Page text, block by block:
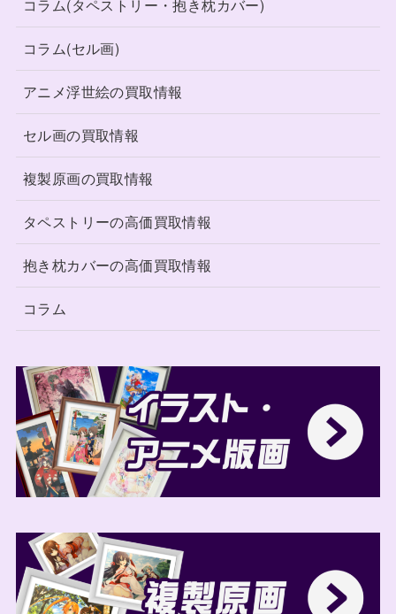
コラム(タペストリー・抱き枕カバー)
コラム(セル画)
アニメ浮世絵の買取情報
セル画の買取情報
複製原画の買取情報
タペストリーの高価買取情報
抱き枕カバーの高価買取情報
コラム